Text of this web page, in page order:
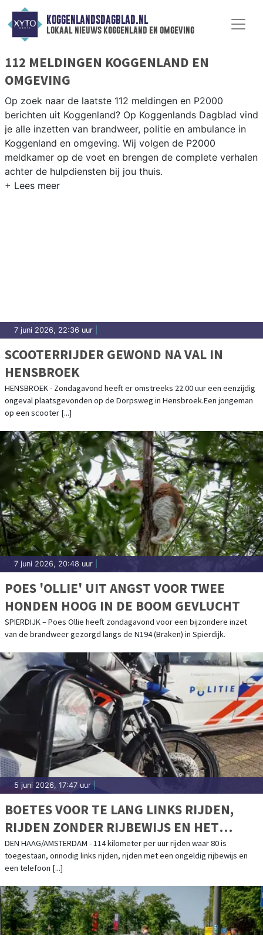
KOGGENLANDSDAGBLAD.NL
lokaal nieuws koggenland en omgeving
112 MELDINGEN KOGGENLAND EN
OMGEVING
Op zoek naar de laatste 112 meldingen en P2000
berichten uit Koggenland? Op Koggenlands Dagblad vind
je alle inzetten van brandweer, politie en ambulance in
Koggenland en omgeving. Wij volgen de P2000
meldkamer op de voet en brengen de complete verhalen
achter de hulpdiensten bij jou thuis.
7 juni 2026, 22:36 uur
SCOOTERRIJDER GEWOND NA VAL IN
HENSBROEK
HENSBROEK - Zondagavond heeft er omstreeks 22.00 uur een eenzijdig
ongeval plaatsgevonden op de Dorpsweg in Hensbroek.Een jongeman
op een scooter [...]
7 juni 2026, 20:48 uur
POES 'OLLIE' UIT ANGST VOOR TWEE
HONDEN HOOG IN DE BOOM GEVLUCHT
SPIERDIJK – Poes Ollie heeft zondagavond voor een bijzondere inzet
van de brandweer gezorgd langs de N194 (Braken) in Spierdijk.
5 juni 2026, 17:47 uur
BOETES VOOR TE LANG LINKS RIJDEN,
RIJDEN ZONDER RIJBEWIJS EN HET
VASTHOUDEN VAN EEN TELEFOON
DEN HAAG/AMSTERDAM - 114 kilometer per uur rijden waar 80 is
toegestaan, onnodig links rijden, rijden met een ongeldig rijbewijs en
een telefoon [...]